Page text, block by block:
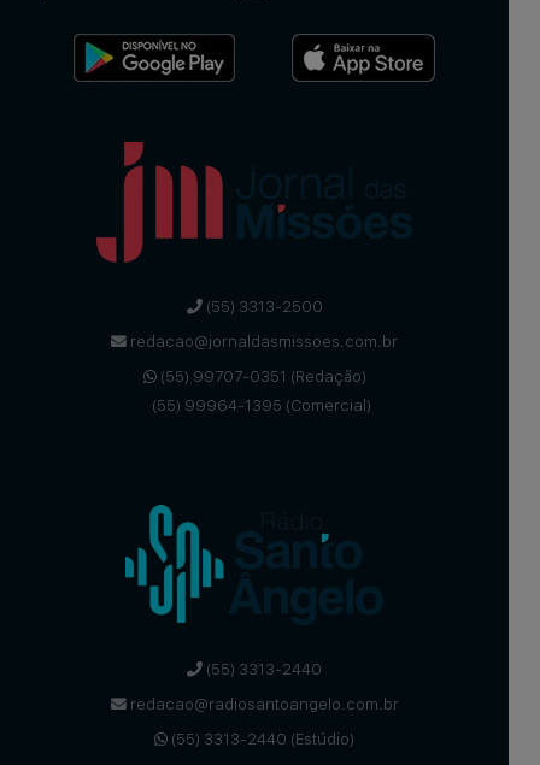
(55) 3313-2500
redacao@jornaldasmissoes.com.br
(55) 99707-0351 (Redação)
(55) 99964-1395 (Comercial)
(55) 3313-2440
redacao@radiosantoangelo.com.br
(55) 3313-2440 (Estúdio)